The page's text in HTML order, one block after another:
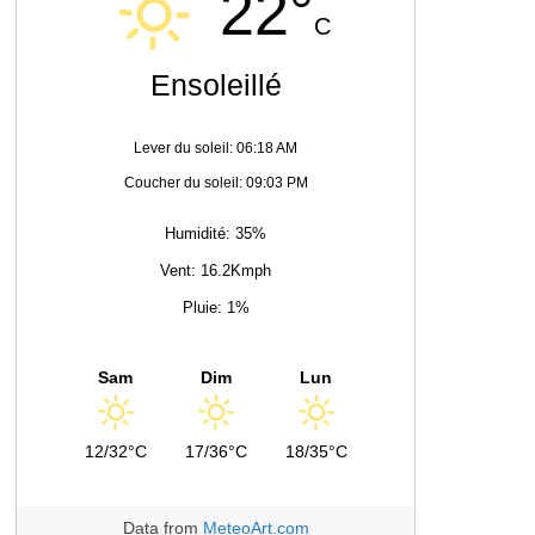
C
Ensoleillé
Lever du soleil: 06:18 AM
Coucher du soleil: 09:03 PM
Humidité: 35%
Vent: 16.2Kmph
Pluie: 1%
Sam
12/32°C
Dim
17/36°C
Lun
18/35°C
Data from MeteoArt.com